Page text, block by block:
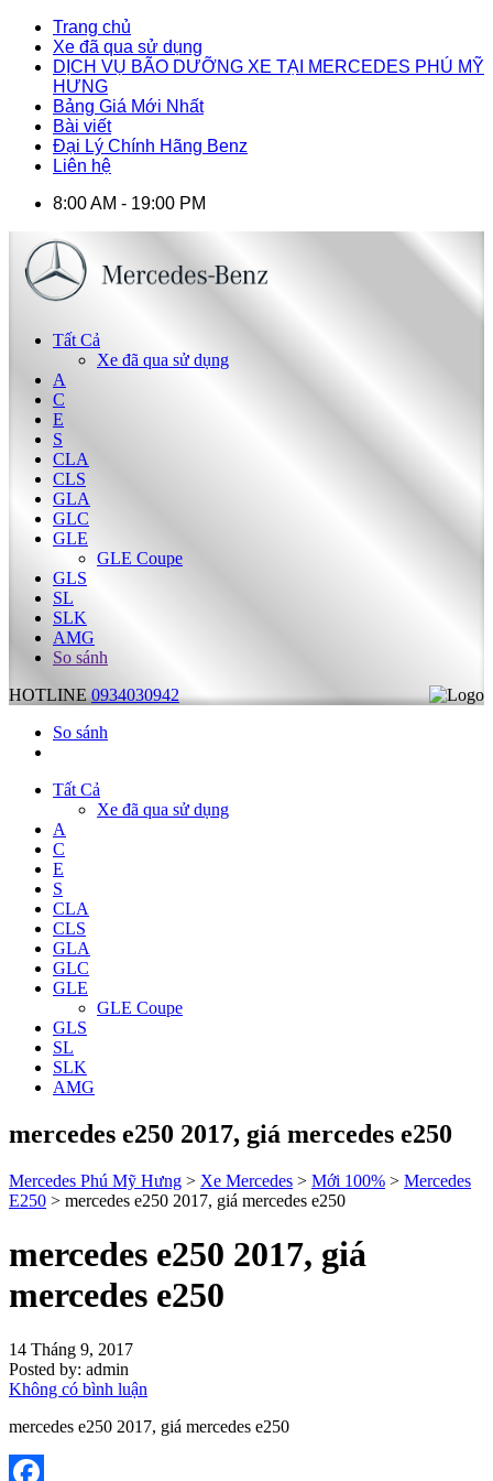
Trang chủ
Xe đã qua sử dụng
DỊCH VỤ BÃO DƯỠNG XE TẠI MERCEDES PHÚ MỸ
HƯNG
Bảng Giá Mới Nhất
Bài viết
Đại Lý Chính Hãng Benz
Liên hệ
8:00 AM - 19:00 PM
Tất Cả
Xe đã qua sử dụng
A
C
E
S
CLA
CLS
GLA
GLC
GLE
GLE Coupe
GLS
SL
SLK
AMG
So sánh
HOTLINE 0934030942
So sánh
Tất Cả
Xe đã qua sử dụng
A
C
E
S
CLA
CLS
GLA
GLC
GLE
GLE Coupe
GLS
SL
SLK
AMG
mercedes e250 2017, giá mercedes e250
Mercedes Phú Mỹ Hưng > Xe Mercedes > Mới 100% > Mercedes
E250 > mercedes e250 2017, giá mercedes e250
mercedes e250 2017, giá
mercedes e250
14 Tháng 9, 2017
Posted by: admin
Không có bình luận
mercedes e250 2017, giá mercedes e250